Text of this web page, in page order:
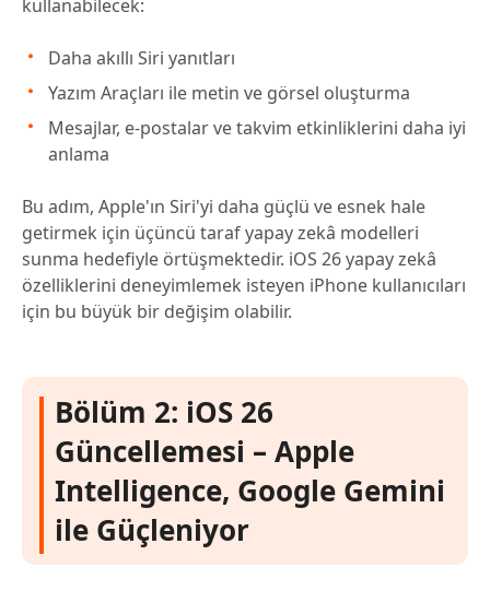
kullanabilecek:
Daha akıllı Siri yanıtları
Yazım Araçları ile metin ve görsel oluşturma
Mesajlar, e-postalar ve takvim etkinliklerini daha iyi
anlama
Bu adım, Apple'ın Siri'yi daha güçlü ve esnek hale
getirmek için üçüncü taraf yapay zekâ modelleri
sunma hedefiyle örtüşmektedir. iOS 26 yapay zekâ
özelliklerini deneyimlemek isteyen iPhone kullanıcıları
için bu büyük bir değişim olabilir.
Bölüm 2: iOS 26
Güncellemesi – Apple
Intelligence, Google Gemini
ile Güçleniyor